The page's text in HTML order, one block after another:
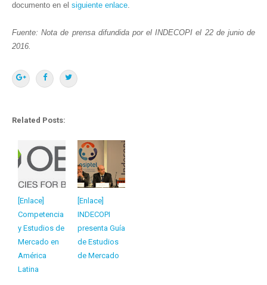
documento en el siguiente enlace.
Fuente: Nota de prensa difundida por el INDECOPI el 22 de junio de
2016.
Related Posts:
[Enlace]
Competencia
y Estudios de
Mercado en
América
Latina
[Enlace]
INDECOPI
presenta Guía
de Estudios
de Mercado